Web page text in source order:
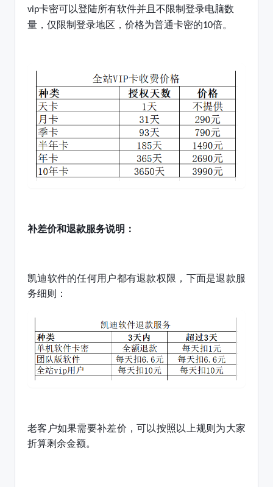
vip卡密可以登陆所有软件并且不限制登录电脑数
量，仅限制登录地区，价格为普通卡密的10倍。
补差价和退款服务说明：
凯迪软件的任何用户都有退款权限，下面是退款服
务细则：
老客户如果需要补差价，可以按照以上规则为大家
折算剩余金额。